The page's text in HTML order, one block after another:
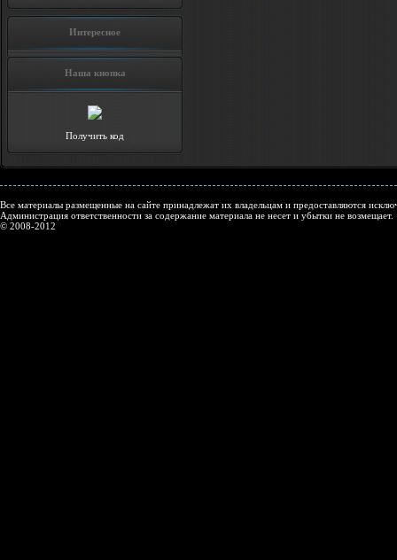
Интересное
Наша кнопка
Получить код
Все материалы размещенные на сайте принадлежат их владельцам и предоставляются
Администрация ответственности за содержание материала не несет и убытки не возмещает.
© 2008-2012